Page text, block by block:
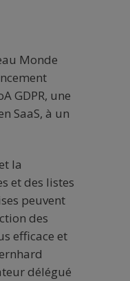
Monde
GDPR, une
SaaS, à un
la
et des listes
peuvent
des
efficace et
délégué